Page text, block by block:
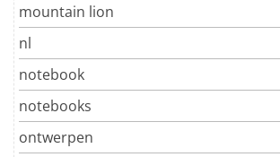
mountain lion
nl
notebook
notebooks
ontwerpen